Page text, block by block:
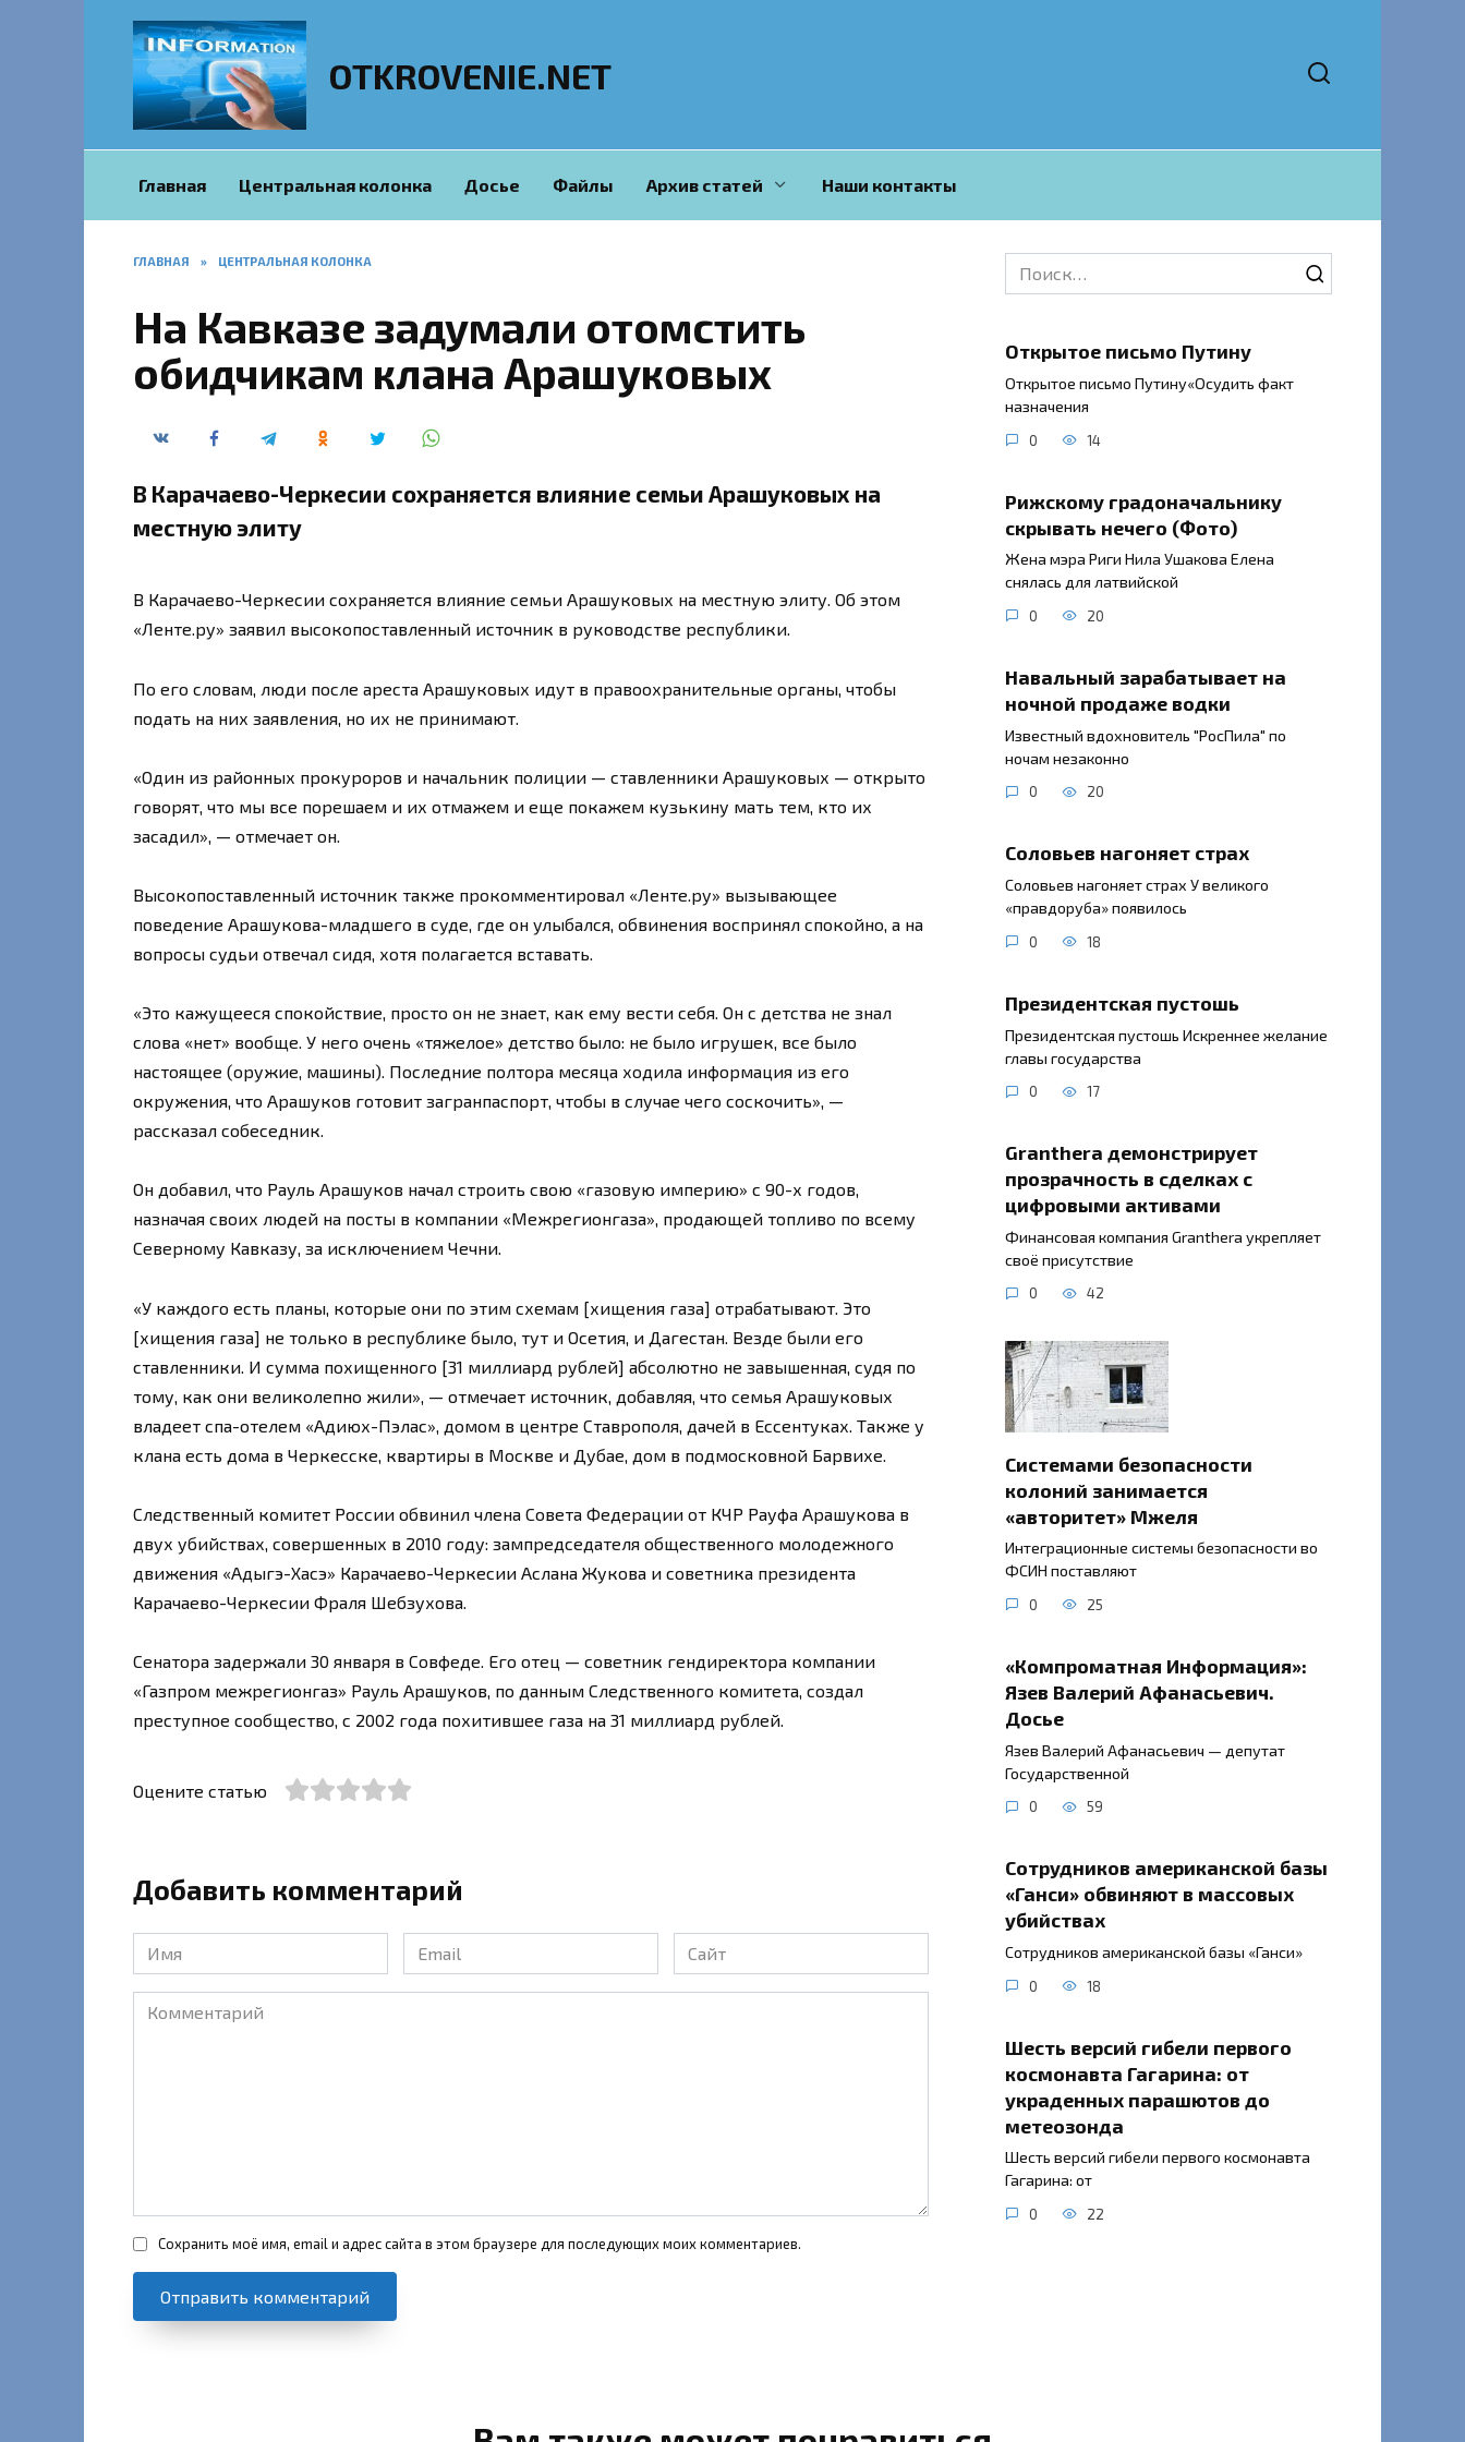
OTKROVENIE.NET
Главная Центральная колонка Досье Файлы Архив статей Наши контакты
ГЛАВНАЯ » ЦЕНТРАЛЬНАЯ КОЛОНКА
На Кавказе задумали отомстить
обидчикам клана Арашуковых
В Карачаево-Черкесии сохраняется влияние семьи Арашуковых на
местную элиту
В Карачаево-Черкесии сохраняется влияние семьи Арашуковых на местную элиту. Об этом
«Ленте.ру» заявил высокопоставленный источник в руководстве республики.
По его словам, люди после ареста Арашуковых идут в правоохранительные органы, чтобы
подать на них заявления, но их не принимают.
«Один из районных прокуроров и начальник полиции — ставленники Арашуковых — открыто
говорят, что мы все порешаем и их отмажем и еще покажем кузькину мать тем, кто их
засадил», — отмечает он.
Высокопоставленный источник также прокомментировал «Ленте.ру» вызывающее
поведение Арашукова-младшего в суде, где он улыбался, обвинения воспринял спокойно, а на
вопросы судьи отвечал сидя, хотя полагается вставать.
«Это кажущееся спокойствие, просто он не знает, как ему вести себя. Он с детства не знал
слова «нет» вообще. У него очень «тяжелое» детство было: не было игрушек, все было
настоящее (оружие, машины). Последние полтора месяца ходила информация из его
окружения, что Арашуков готовит загранпаспорт, чтобы в случае чего соскочить», —
рассказал собеседник.
Он добавил, что Рауль Арашуков начал строить свою «газовую империю» с 90-х годов,
назначая своих людей на посты в компании «Межрегионгаза», продающей топливо по всему
Северному Кавказу, за исключением Чечни.
«У каждого есть планы, которые они по этим схемам [хищения газа] отрабатывают. Это
[хищения газа] не только в республике было, тут и Осетия, и Дагестан. Везде были его
ставленники. И сумма похищенного [31 миллиард рублей] абсолютно не завышенная, судя по
тому, как они великолепно жили», — отмечает источник, добавляя, что семья Арашуковых
владеет спа-отелем «Адиюх-Пэлас», домом в центре Ставрополя, дачей в Ессентуках. Также у
клана есть дома в Черкесске, квартиры в Москве и Дубае, дом в подмосковной Барвихе.
Следственный комитет России обвинил члена Совета Федерации от КЧР Рауфа Арашукова в
двух убийствах, совершенных в 2010 году: зампредседателя общественного молодежного
движения «Адыгэ-Хасэ» Карачаево-Черкесии Аслана Жукова и советника президента
Карачаево-Черкесии Фраля Шебзухова.
Сенатора задержали 30 января в Совфеде. Его отец — советник гендиректора компании
«Газпром межрегионгаз» Рауль Арашуков, по данным Следственного комитета, создал
преступное сообщество, с 2002 года похитившее газа на 31 миллиард рублей.
Оцените статью
Добавить комментарий
Имя
*
Email
*
Сайт
Комментарий
Сохранить моё имя, email и адрес сайта в этом браузере для последующих моих комментариев.
Search
for:
Открытое письмо Путину
Открытое письмо Путину«Осудить факт
назначения
0 14
Рижскому градоначальнику
скрывать нечего (Фото)
Жена мэра Риги Нила Ушакова Елена
снялась для латвийской
0 20
Навальный зарабатывает на
ночной продаже водки
Известный вдохновитель "РосПила" по
ночам незаконно
0 20
Соловьев нагоняет страх
Соловьев нагоняет страх У великого
«правдоруба» появилось
0 18
Президентская пустошь
Президентская пустошь Искреннее желание
главы государства
0 17
Granthera демонстрирует
прозрачность в сделках с
цифровыми активами
Финансовая компания Granthera укрепляет
своё присутствие
0 42
Системами безопасности
колоний занимается
«авторитет» Мжеля
Интеграционные системы безопасности во
ФСИН поставляют
0 25
«Компроматная Информация»:
Язев Валерий Афанасьевич.
Досье
Язев Валерий Афанасьевич — депутат
Государственной
0 59
Сотрудников американской базы
«Ганси» обвиняют в массовых
убийствах
Сотрудников американской базы «Ганси»
0 18
Шесть версий гибели первого
космонавта Гагарина: от
украденных парашютов до
метеозонда
Шесть версий гибели первого космонавта
Гагарина: от
0 22